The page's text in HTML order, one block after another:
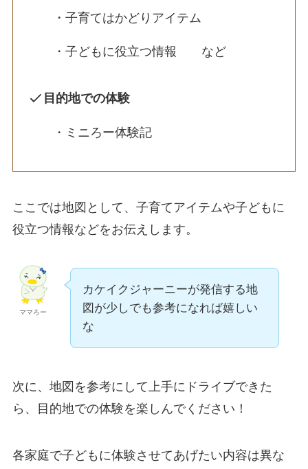
・子育てはかどりアイテム
・子どもに役立つ情報 など
目的地での体験
・ミニろー体験記
ここでは地図として、子育てアイテムや子どもに
役立つ情報などをお伝えします。
ママろー
カケイクジャーニーが発信する地
図が少しでも参考になれば嬉しい
な
次に、地図を参考にして上手にドライブできた
ら、目的地での体験を楽しんでください！
各家庭で子どもに体験させてあげたい内容は異な